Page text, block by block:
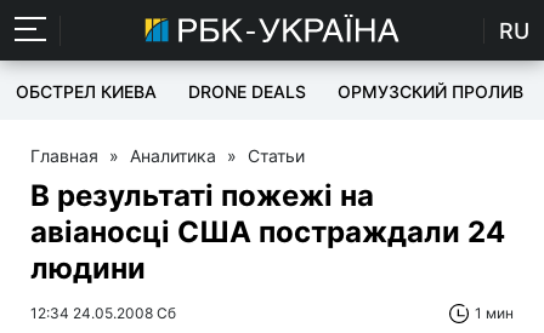
RU
ОБСТРЕЛ КИЕВА DRONE DEALS ОРМУЗСКИЙ ПРОЛИВ
Главная » Аналитика » Статьи
В результаті пожежі на
авіаносці США постраждали 24
людини
12:34 24.05.2008 Сб 1 мин